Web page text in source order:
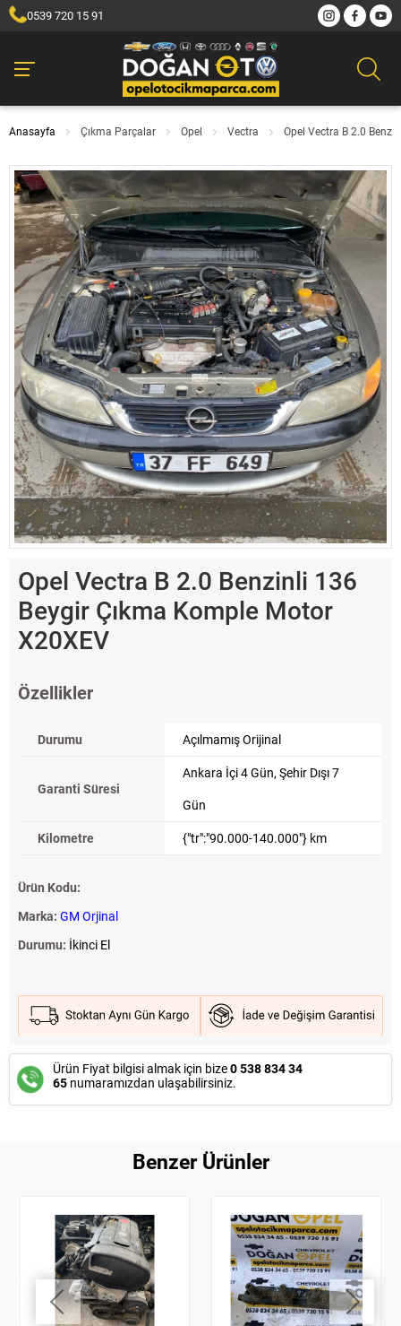
0539 720 15 91
Anasayfa Çıkma Parçalar Opel Vectra Opel Vectra B 2.0
Opel Vectra B 2.0 Benzinli 136
Beygir Çıkma Komple Motor
X20XEV
Özellikler
Durumu Açılmamış Orijinal
Garanti Süresi
Ankara İçi 4 Gün, Şehir Dışı 7
Gün
Kilometre {"tr":"90.000-140.000"} km
Ürün Kodu:
Marka: GM Orjinal
Durumu: İkinci El
Ürün Fiyat bilgisi almak için bize0 538 834 34
65 numaramızdan ulaşabilirsiniz.
Benzer Ürünler